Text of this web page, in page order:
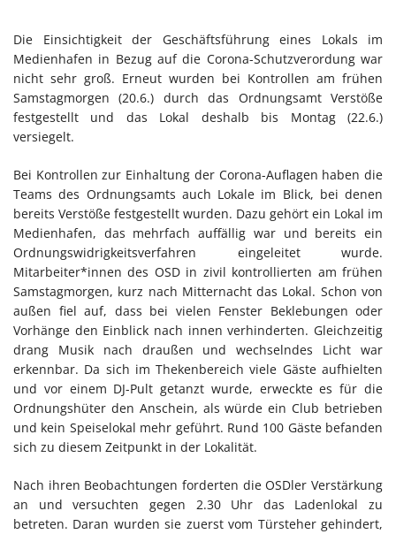
Die Einsichtigkeit der Geschäftsführung eines Lokals im
Medienhafen in Bezug auf die Corona-Schutzverordung war
nicht sehr groß. Erneut wurden bei Kontrollen am frühen
Samstagmorgen (20.6.) durch das Ordnungsamt Verstöße
festgestellt und das Lokal deshalb bis Montag (22.6.)
versiegelt.
Bei Kontrollen zur Einhaltung der Corona-Auflagen haben die
Teams des Ordnungsamts auch Lokale im Blick, bei denen
bereits Verstöße festgestellt wurden. Dazu gehört ein Lokal im
Medienhafen, das mehrfach auffällig war und bereits ein
Ordnungswidrigkeitsverfahren eingeleitet wurde.
Mitarbeiter*innen des OSD in zivil kontrollierten am frühen
Samstagmorgen, kurz nach Mitternacht das Lokal. Schon von
außen fiel auf, dass bei vielen Fenster Beklebungen oder
Vorhänge den Einblick nach innen verhinderten. Gleichzeitig
drang Musik nach draußen und wechselndes Licht war
erkennbar. Da sich im Thekenbereich viele Gäste aufhielten
und vor einem DJ-Pult getanzt wurde, erweckte es für die
Ordnungshüter den Anschein, als würde ein Club betrieben
und kein Speiselokal mehr geführt. Rund 100 Gäste befanden
sich zu diesem Zeitpunkt in der Lokalität.
Nach ihren Beobachtungen forderten die OSDler Verstärkung
an und versuchten gegen 2.30 Uhr das Ladenlokal zu
betreten. Daran wurden sie zuerst vom Türsteher gehindert,